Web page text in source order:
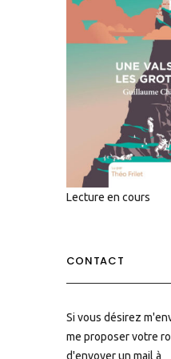
Lecture en cours
CONTACT
Si vous désirez
me proposer votre
d'envoyer un mail à